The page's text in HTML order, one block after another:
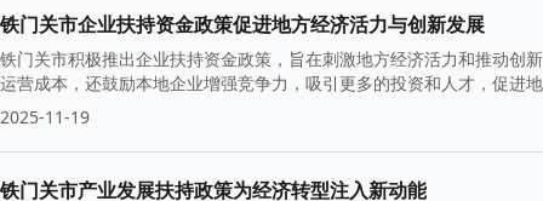
铁门关市企业扶持资金政策促进地方经济活力与创新发展
铁门关市积极推出企业扶持资金政策，旨在刺激地方经济活力和推动创
运营成本，还鼓励本地企业增强竞争力，吸引更多的投资和人才，促进
2025-11-19
铁门关市产业发展扶持政策为经济转型注入新动能